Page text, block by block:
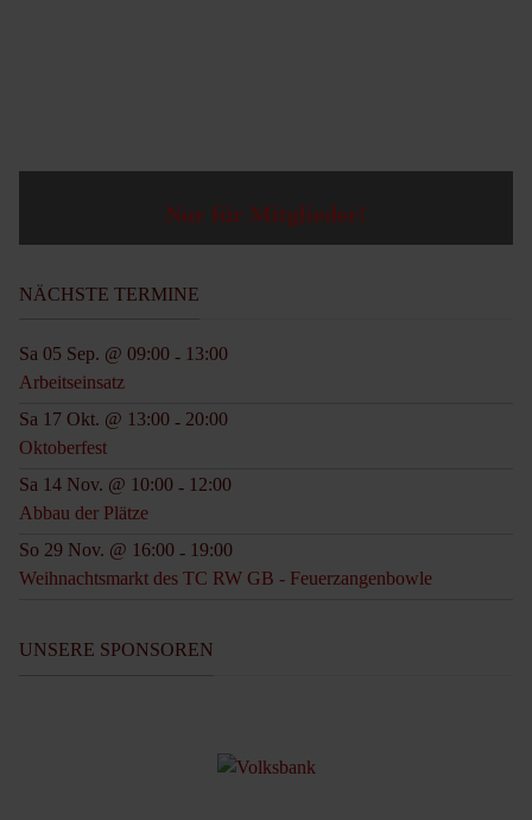
Nur für Mitglieder!
NÄCHSTE TERMINE
Sa 05 Sep. @ 09:00 - 13:00
Arbeitseinsatz
Sa 17 Okt. @ 13:00 - 20:00
Oktoberfest
Sa 14 Nov. @ 10:00 - 12:00
Abbau der Plätze
So 29 Nov. @ 16:00 - 19:00
Weihnachtsmarkt des TC RW GB - Feuerzangenbowle
UNSERE SPONSOREN